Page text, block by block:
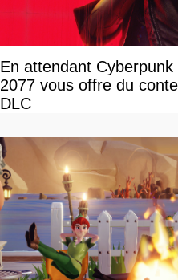
En attendant
2077 vous offre du
DLC